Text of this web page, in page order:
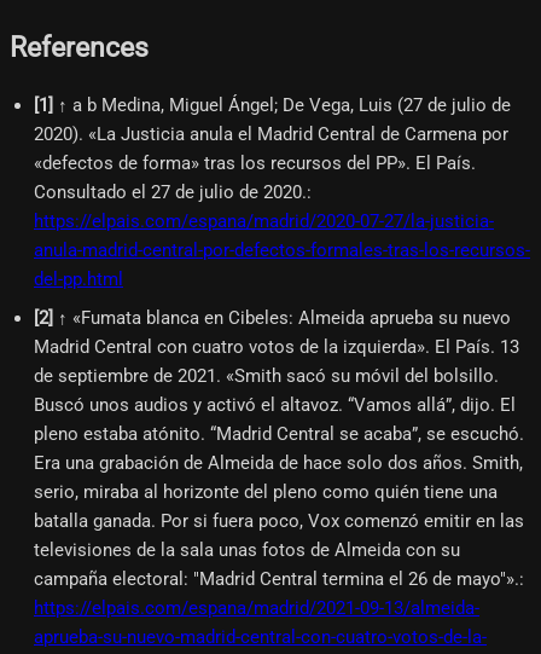
References
1
↑ a b Medina, Miguel Ángel; De Vega, Luis (27 de julio de
2020). «La Justicia anula el Madrid Central de Carmena por
«defectos de forma» tras los recursos del PP». El País.
Consultado el 27 de julio de 2020.:
https://elpais.com/espana/madrid/2020-07-27/la-justicia-
anula-madrid-central-por-defectos-formales-tras-los-recursos-
del-pp.html
2] ↑ «Fumata blanca en Cibeles: Almeida aprueba su nuevo
Madrid Central con cuatro votos de la izquierda». El País. 13
de septiembre de 2021. «Smith sacó su móvil del bolsillo.
Buscó unos audios y activó el altavoz. “Vamos allá”, dijo. El
pleno estaba atónito. “Madrid Central se acaba”, se escuchó.
Era una grabación de Almeida de hace solo dos años. Smith,
serio, miraba al horizonte del pleno como quién tiene una
batalla ganada. Por si fuera poco, Vox comenzó emitir en las
televisiones de la sala unas fotos de Almeida con su
campaña electoral: "Madrid Central termina el 26 de mayo"».:
https://elpais.com/espana/madrid/2021-09-13/almeida-
aprueba-su-nuevo-madrid-central-con-cuatro-votos-de-la-